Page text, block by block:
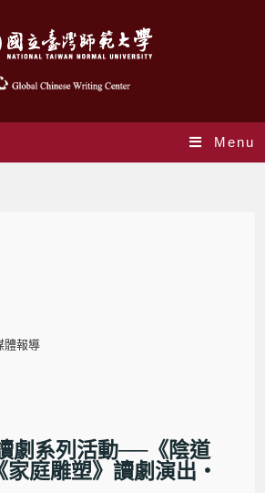
Menu
體報導
劇系列活動──《陰道
家庭雕塑》讀劇演出‧